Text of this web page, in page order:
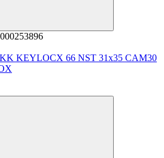
KEYLOCX 66 NST 31x35 CAM30